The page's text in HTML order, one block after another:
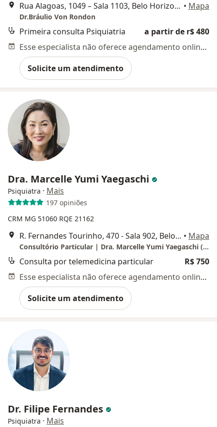
Rua Alagoas, 1049 – Sala 1103, Belo Horizonte • Mapa
Dr.Bráulio Von Rondon
Primeira consulta Psiquiatria
a partir de r$ 480
Esse especialista não oferece agendamento online para esse endereço.
Solicite um atendimento
Dra. Marcelle Yumi Yaegaschi
Psiquiatra · Mais
197 opiniões
CRM MG 51060 RQE 21162
R. Fernandes Tourinho, 470 - Sala 902, Belo Horizonte • Mapa
Consultório Particular | Dra. Marcelle Yumi Yaegaschi (Psiquiatra)
Consulta por telemedicina particular
R$ 750
Esse especialista não oferece agendamento online para esse endereço.
Solicite um atendimento
Dr. Filipe Fernandes
Psiquiatra · Mais